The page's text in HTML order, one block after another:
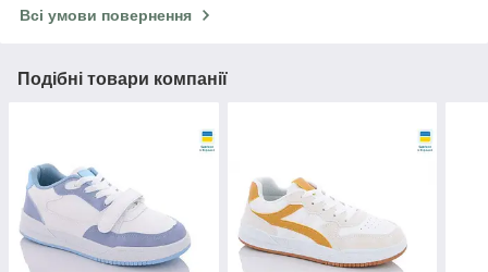
Всі умови повернення
Подібні товари компанії